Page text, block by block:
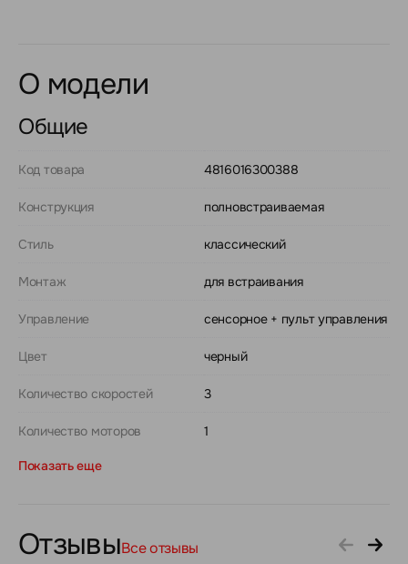
О модели
Общие
Код товара 4816016300388
Конструкция полновстраиваемая
Стиль классический
Монтаж для встраивания
Управление сенсорное + пульт управления
Цвет черный
Количество скоростей 3
Количество моторов 1
Показать еще
ОтзывыВсе отзывы